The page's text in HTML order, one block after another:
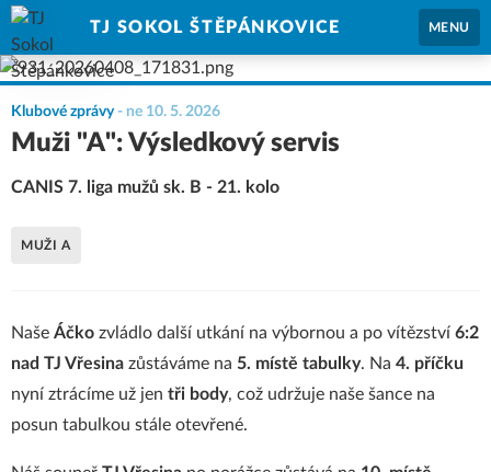
TJ SOKOL ŠTĚPÁNKOVICE MENU
Klubové zprávy- ne 10. 5. 2026
Muži "A": Výsledkový servis
CANIS 7. liga mužů sk. B - 21. kolo
MUŽI A
Naše Áčko zvládlo další utkání na výbornou a po vítězství 6:2
nad TJ Vřesina zůstáváme na 5. místě tabulky. Na 4. příčku
nyní ztrácíme už jen tři body, což udržuje naše šance na
posun tabulkou stále otevřené.